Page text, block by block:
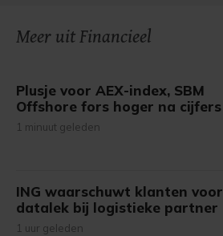
Meer uit Financieel
Plusje voor AEX-index, SBM
Offshore fors hoger na cijfers
1 minuut geleden
ING waarschuwt klanten voor
datalek bij logistieke partner
1 uur geleden